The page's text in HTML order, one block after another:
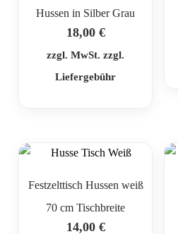
Hussen in Silber Grau
18,00 €
zzgl. MwSt. zzgl.
Liefergebühr
Festzelttisch Hussen weiß
70 cm Tischbreite
14,00 €